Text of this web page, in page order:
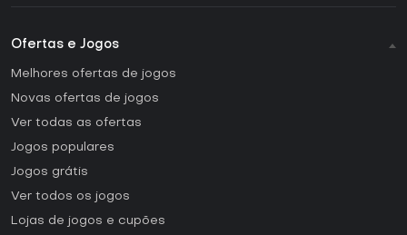
Ofertas e Jogos
Melhores ofertas de jogos
Novas ofertas de jogos
Ver todas as ofertas
Jogos populares
Jogos grátis
Ver todos os jogos
Lojas de jogos e cupões